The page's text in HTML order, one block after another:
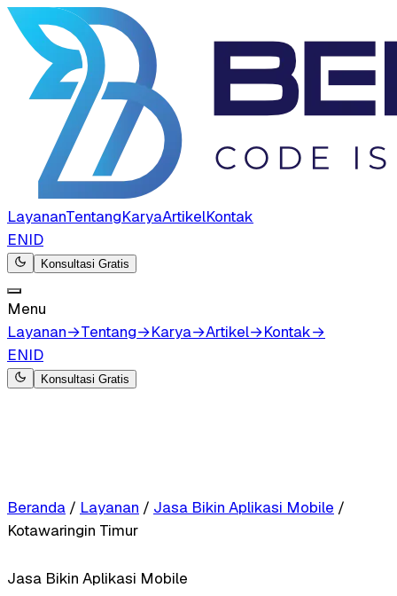
LayananTentangKaryaArtikelKontak
ENID
Konsultasi Gratis
Menu
Layanan→Tentang→Karya→Artikel→Kontak→
ENID
Konsultasi Gratis
Beranda / Layanan / Jasa Bikin Aplikasi Mobile /
Kotawaringin Timur
Jasa Bikin Aplikasi Mobile